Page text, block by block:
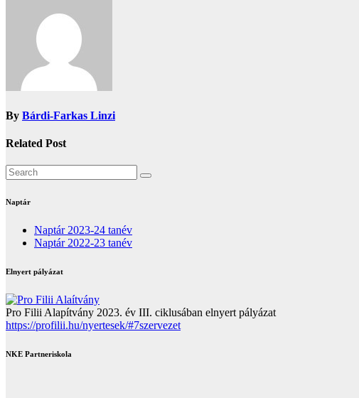
By Bárdi-Farkas Linzi
Related Post
Naptár
Naptár 2023-24 tanév
Naptár 2022-23 tanév
Elnyert pályázat
Pro Filii Alapítvány 2023. év III. ciklusában elnyert pályázat
https://profilii.hu/nyertesek/#7szervezet
NKE Partneriskola